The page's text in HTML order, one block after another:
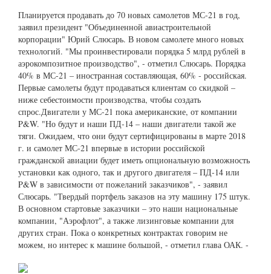
Планируется продавать до 70 новых самолетов МС-21 в год,
заявил президент "Объединенной авиастроительной
корпорации" Юрий Слюсарь. В новом самолете много новых
технологий. "Мы проинвестировали порядка 5 млрд рублей в
аэрокомпозитное производство", - отметил Слюсарь. Порядка
40% в МС-21 – иностранная составляющая, 60% - российская.
Первые самолеты будут продаваться клиентам со скидкой –
ниже себестоимости производства, чтобы создать
спрос.Двигатели у МС-21 пока американские, от компании
P&W. "Но будут и наши ПД-14 – наши двигатели такой же
тяги. Ожидаем, что они будут сертифицированы в марте 2018
г. и самолет МС-21 впервые в истории российской
гражданской авиации будет иметь опциональную возможность
установки как одного, так и другого двигателя – ПД-14 или
P&W в зависимости от пожеланий заказчиков", - заявил
Слюсарь. "Твердый портфель заказов на эту машину 175 штук.
В основном стартовые заказчики – это наши национальные
компании, "Аэрофлот", а также лизинговые компании для
других стран. Пока о конкретных контрактах говорим не
можем, но интерес к машине большой, - отметил глава ОАК. -